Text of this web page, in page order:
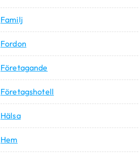
Familj
Fordon
Företagande
Företagshotell
Hälsa
Hem